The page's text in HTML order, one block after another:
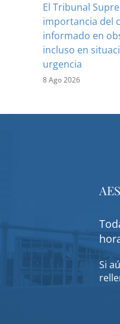
El Tribunal
importancia del
informado en
incluso en
urgencia
8 Ago 2026
Si